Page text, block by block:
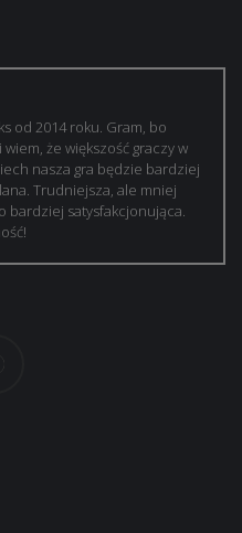
od 2014 roku. Gram, bo
że większość graczy w
nasza gra będzie bardziej
Trudniejsza, ale mniej
bardziej satysfakcjonująca.